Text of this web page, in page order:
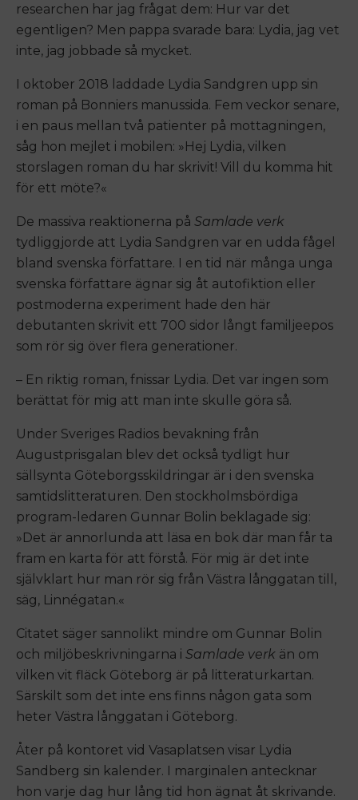
researchen har jag frågat dem: Hur var det
egentligen? Men pappa svarade bara: Lydia, jag vet
inte, jag jobbade så mycket.
I oktober 2018 laddade Lydia Sandgren upp sin
roman på Bonniers manussida. Fem veckor senare,
i en paus mellan två patienter på mottagningen,
såg hon mejlet i mobilen: »Hej Lydia, vilken
storslagen roman du har skrivit! Vill du komma hit
för ett möte?«
De massiva reaktionerna på Samlade verk
tydliggjorde att Lydia Sandgren var en udda fågel
bland svenska författare. I en tid när många unga
svenska författare ägnar sig åt autofiktion eller
postmoderna experiment hade den här
debutanten skrivit ett 700 sidor långt familjeepos
som rör sig över flera generationer.
– En riktig roman, fnissar Lydia. Det var ingen som
berättat för mig att man inte skulle göra så.
Under Sveriges Radios bevakning från
Augustprisgalan blev det också tydligt hur
sällsynta Göteborgsskildringar är i den svenska
samtidslitteraturen. Den stockholmsbördiga
program-ledaren Gunnar Bolin beklagade sig:
»Det är annorlunda att läsa en bok där man får ta
fram en karta för att förstå. För mig är det inte
självklart hur man rör sig från Västra långgatan till,
säg, Linnégatan.«
Citatet säger sannolikt mindre om Gunnar Bolin
och miljöbeskrivningarna i Samlade verk än om
vilken vit fläck Göteborg är på litteraturkartan.
Särskilt som det inte ens finns någon gata som
heter Västra långgatan i Göteborg.
Åter på kontoret vid Vasaplatsen visar Lydia
Sandberg sin kalender. I marginalen antecknar
hon varje dag hur lång tid hon ägnat åt skrivande.